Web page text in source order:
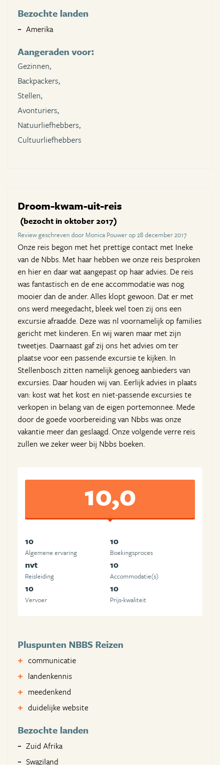
Bezochte landen
Amerika
Aangeraden voor:
Gezinnen,
Backpackers,
Stellen,
Avonturiers,
Natuurliefhebbers,
Cultuurliefhebbers
Droom-kwam-uit-reis
(bezocht in oktober 2017)
Review geschreven door Monica Pouwer op 28 december 2017
Onze reis begon met het prettige contact met Ineke
van de Nbbs. Met haar hebben we onze reis besproken
en hier en daar wat aangepast op haar advies. De reis
was fantastisch en de ene accommodatie was nog
mooier dan de ander. Alles klopt gewoon. Dat er met
ons werd meegedacht, bleek wel toen zij ons een
excursie afraadde. Deze was nl voornamelijk op families
gericht met kinderen. En wij waren maar met zijn
tweetjes. Daarnaast gaf zij ons het advies om ter
plaatse voor een passende excursie te kijken. In
Stellenbosch zitten namelijk genoeg aanbieders van
excursies. Daar houden wij van. Eerlijk advies in plaats
van: kost wat het kost en niet-passende excursies te
verkopen in belang van de eigen portemonnee. Mede
door de goede voorbereiding van Nbbs was onze
vakantie meer dan geslaagd. Onze volgende verre reis
zullen we zeker weer bij Nbbs boeken.
10,0
10
Algemene ervaring
10
Boekingsproces
nvt
Reisleiding
10
Accommodatie(s)
10
Vervoer
10
Prijs-kwaliteit
Pluspunten NBBS Reizen
communicatie
landenkennis
meedenkend
duidelijke website
Bezochte landen
Zuid Afrika
Swaziland